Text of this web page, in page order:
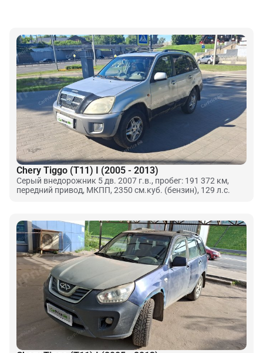
Chery Tiggo (T11) I (2005 - 2013)
Серый внедорожник 5 дв. 2007 г.в., пробег: 191 372 км,
передний привод, МКПП, 2350 см.куб. (бензин), 129 л.с.